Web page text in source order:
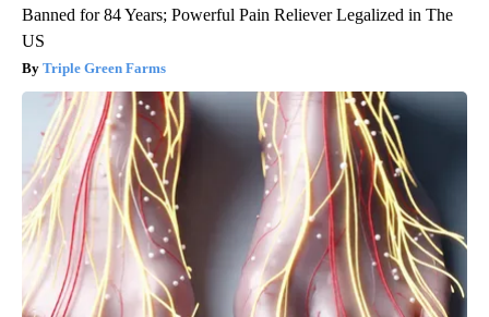
Banned for 84 Years; Powerful Pain Reliever Legalized in The
US
Triple Green Farms